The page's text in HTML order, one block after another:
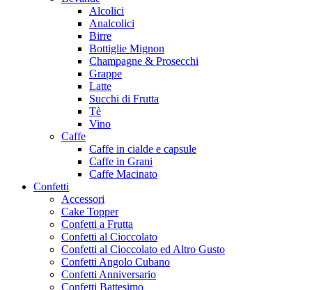
Alcolici
Analcolici
Birre
Bottiglie Mignon
Champagne & Prosecchi
Grappe
Latte
Succhi di Frutta
Tè
Vino
Caffe
Caffe in cialde e capsule
Caffe in Grani
Caffe Macinato
Confetti
Accessori
Cake Topper
Confetti a Frutta
Confetti al Cioccolato
Confetti al Cioccolato ed Altro Gusto
Confetti Angolo Cubano
Confetti Anniversario
Confetti Battesimo